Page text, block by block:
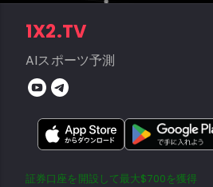
1X2.TV
AIスポーツ予測
証券口座を開設して最大$700を獲得